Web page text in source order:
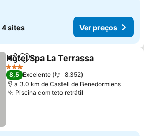
4 sites Ver preços
PartilharAdicionar aos favoritos
Hotel Spa La Terrassa
3 Estrelas
8,5 Excelente
8.352
a 3.0 km de Castell de Benedormiens
Piscina com teto retrátil